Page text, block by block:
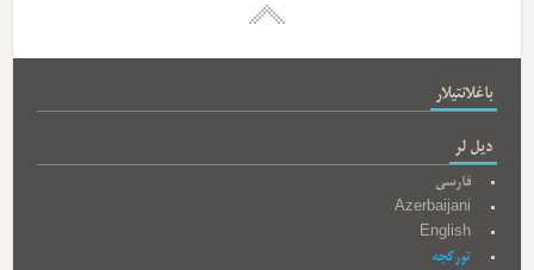
باغلانتیلار
دیل لر
فارسی
Azerbaijani
English
تورکجه